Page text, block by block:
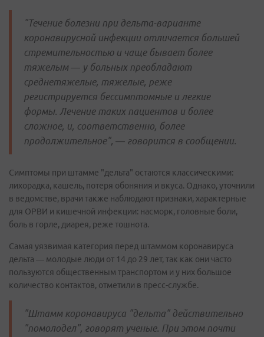
"Течение болезни при дельта-варианте
коронавирусной инфекции отличается большей
стремительностью и чаще бывает более
тяжелым — у больных преобладают
среднетяжелые, тяжелые, реже
регистрируется бессимптомные и легкие
формы. Лечение таких пациентов и более
сложное, и, соответственно, более
продолжительное", — говорится в сообщении.
Симптомы при штамме "дельта" остаются классическими:
лихорадка, кашель, потеря обоняния и вкуса. Однако, уточнили
в ведомстве, врачи также наблюдают признаки, характерные
для ОРВИ и кишечной инфекции: насморк, головные боли,
боль в горле, диарея, реже тошнота.
Самая уязвимая категория перед штаммом коронавируса
дельта — молодые люди от 14 до 29 лет, так как они часто
пользуются общественным транспортом и у них большое
количество контактов, отметили в пресс-службе.
"Штамм коронавируса "дельта" действительно
"помолодел", говорят ученые. При этом почти